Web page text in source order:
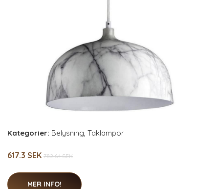
Kategorier: Belysning, Taklampor
617.3 SEK 782.64 SEK
MER INFO!